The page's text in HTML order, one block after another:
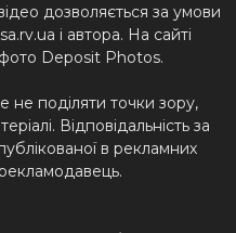
дозволяється за умови
і автора. На сайті
Deposit Photos.
не поділяти точки зору,
Відповідальність за
в рекламних